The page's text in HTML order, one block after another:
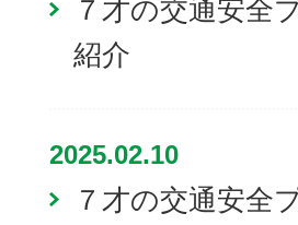
７才の交通安全
紹介
2025.02.10
７才の交通安全